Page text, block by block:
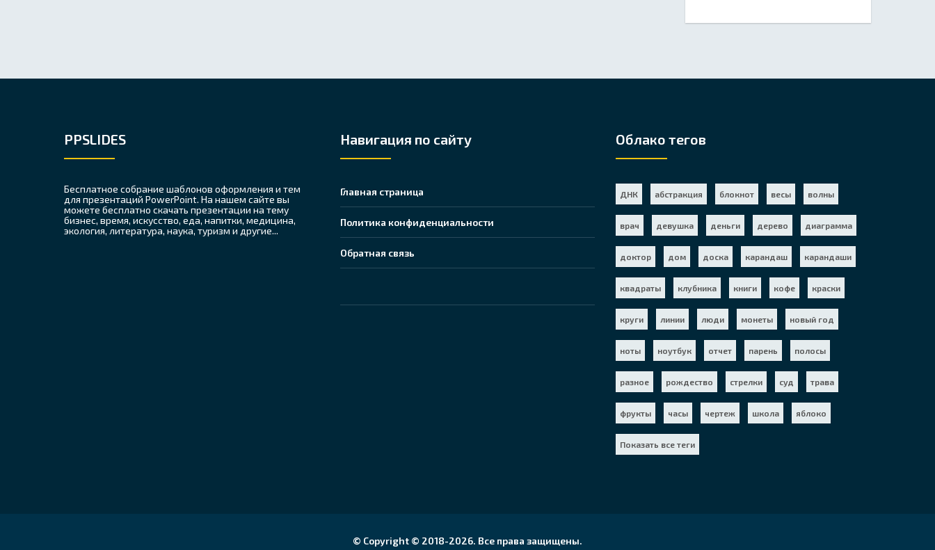
PPSLIDES
Бесплатное собрание шаблонов оформления и тем
для презентаций PowerPoint. На нашем сайте вы
можете бесплатно скачать презентации на тему
бизнес, время, искусство, еда, напитки, медицина,
экология, литература, наука, туризм и другие...
Навигация по сайту
Главная страница
Политика конфиденциальности
Обратная связь
Облако тегов
ДНК абстракция блокнот весы волны
врач девушка деньги дерево диаграмма
доктор дом доска карандаш карандаши
квадраты клубника книги кофе краски
круги линии люди монеты новый год
ноты ноутбук отчет парень полосы
разное рождество стрелки суд трава
фрукты часы чертеж школа яблоко
Показать все теги
© Copyright © 2018-2026. Все права защищены.